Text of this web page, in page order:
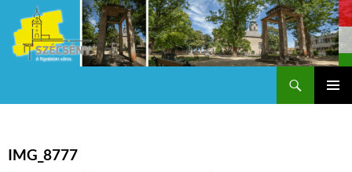
IMG_8777